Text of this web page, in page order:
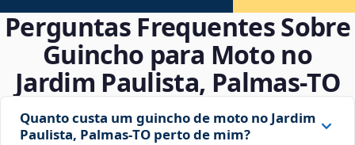
Perguntas Frequentes Sobre
Guincho para Moto no
Jardim Paulista, Palmas‑TO
Quanto custa um guincho de moto no Jardim
Paulista, Palmas‑TO perto de mim?